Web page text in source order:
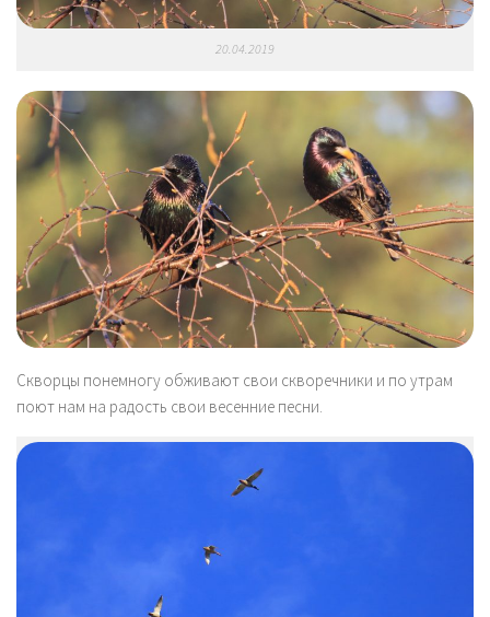
20.04.2019
Скворцы понемногу обживают свои скворечники и по утрам
поют нам на радость свои весенние песни.